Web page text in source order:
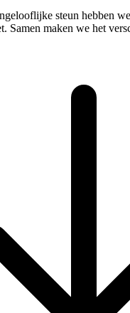
steun hebben
Samen maken we het